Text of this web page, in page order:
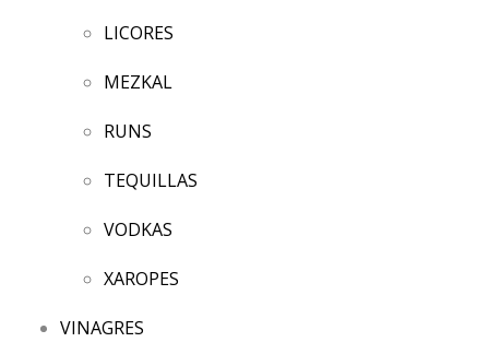
LICORES
MEZKAL
RUNS
TEQUILLAS
VODKAS
XAROPES
VINAGRES